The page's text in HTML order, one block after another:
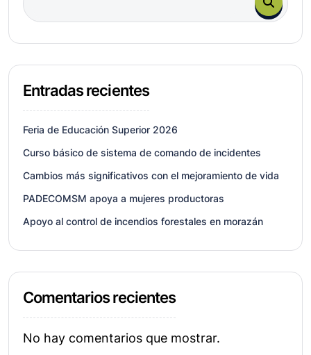
Entradas recientes
Feria de Educación Superior 2026
Curso básico de sistema de comando de incidentes
Cambios más significativos con el mejoramiento de vida
PADECOMSM apoya a mujeres productoras
Apoyo al control de incendios forestales en morazán
Comentarios recientes
No hay comentarios que mostrar.